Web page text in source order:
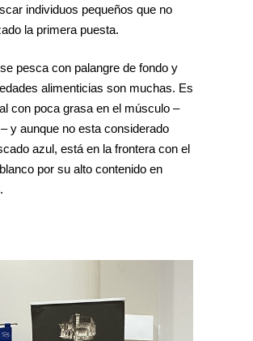
individuos pequeños que no
la primera puesta.
pesca con palangre de fondo y
alimenticias son muchas. Es
con poca grasa en el músculo –
y aunque no esta considerado
azul, está en la frontera con el
por su alto contenido en